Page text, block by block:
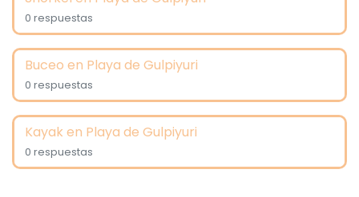
0 respuestas
Buceo en Playa de Gulpiyuri
0 respuestas
Kayak en Playa de Gulpiyuri
0 respuestas